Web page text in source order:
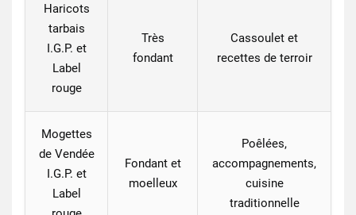
Haricots
tarbais
I.G.P. et
Label
rouge
Très
fondant
Cassoulet et
recettes de terroir
Mogettes
de Vendée
I.G.P. et
Label
Fondant et
moelleux
Poêlées,
accompagnements,
cuisine
traditionnelle